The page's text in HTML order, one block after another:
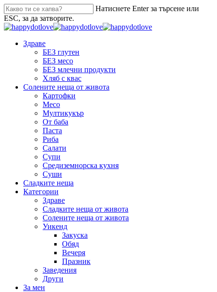
Натиснете Enter за търсене или
ESC, за да затворите.
Здраве
БЕЗ глутен
БЕЗ месо
БЕЗ млечни продукти
Хляб с квас
Солените неща от живота
Картофки
Месо
Мултикукър
От баба
Паста
Риба
Салати
Супи
Средиземнорска кухня
Суши
Сладките неща
Категории
Здраве
Сладките неща от живота
Солените неща от живота
Уикенд
Закуска
Обяд
Вечеря
Празник
Заведения
Други
За мен